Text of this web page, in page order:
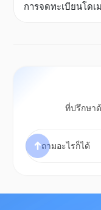
การจดทะเบียนโด
ที่ปรึกษา